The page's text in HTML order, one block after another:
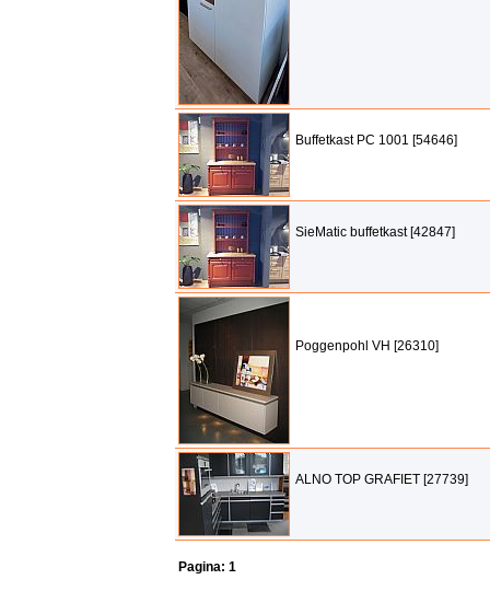
Buffetkast PC 1001 [54646]
SieMatic buffetkast [42847]
Poggenpohl VH [26310]
ALNO TOP GRAFIET [27739]
Pagina: 1